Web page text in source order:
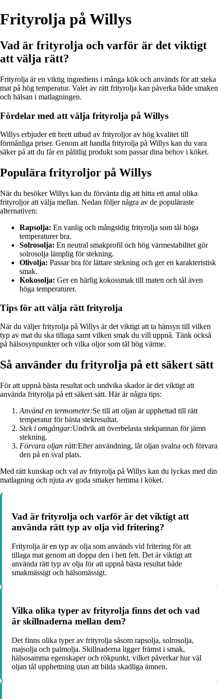
Frityrolja på Willys
Vad är frityrolja och varför är det viktigt
att välja rätt?
Frityrolja är en viktig ingrediens i många kök och används för att steka
mat på hög temperatur. Valet av rätt frityrolja kan påverka både smaken
och hälsan i matlagningen.
Fördelar med att välja frityrolja på Willys
Willys erbjuder ett brett utbud av frityroljor av hög kvalitet till
förmånliga priser. Genom att handla frityrolja på Willys kan du vara
säker på att du får en pålitlig produkt som passar dina behov i köket.
Populära frityroljor på Willys
När du besöker Willys kan du förvänta dig att hitta ett antal olika
frityroljor att välja mellan. Nedan följer några av de populäraste
alternativen:
Rapsolja: En vanlig och mångsidig frityrolja som tål höga
temperaturer bra.
Solrosolja: En neutral smakprofil och hög värmestabilitet gör
solrosolja lämplig för stekning.
Olivolja: Passar bra för lättare stekning och ger en karakteristisk
smak.
Kokosolja: Ger en härlig kokossmak till maten och tål även
höga temperaturer.
Tips för att välja rätt frityrolja
När du väljer frityrolja på Willys är det viktigt att ta hänsyn till vilken
typ av mat du ska tillaga samt vilken smak du vill uppnå. Tänk också
på hälsosynpunkter och vilka oljor som tål hög värme.
Så använder du frityrolja på ett säkert sätt
För att uppnå bästa resultat och undvika skador är det viktigt att
använda frityrolja på ett säkert sätt. Här är några tips:
Använd en termometer:Se till att oljan är upphettad till rätt
temperatur för bästa stekresultat.
Stek i omgångar:Undvik att överbelasta stekpannan för jämn
stekning.
Förvara oljan rätt:Efter användning, låt oljan svalna och förvara
den på en sval plats.
Med rätt kunskap och val av frityrolja på Willys kan du lyckas med din
matlagning och njuta av goda smaker hemma i köket.
Vad är frityrolja och varför är det viktigt att
använda rätt typ av olja vid fritering?
Frityrolja är en typ av olja som används vid fritering för att
tillaga mat genom att doppa den i hett fett. Det är viktigt att
använda rätt typ av olja för att uppnå bästa resultat både
smakmässigt och hälsomässigt.
Vilka olika typer av frityrolja finns det och vad
är skillnaderna mellan dem?
Det finns olika typer av frityrolja såsom rapsolja, solrosolja,
majsolja och palmolja. Skillnaderna ligger främst i smak,
hälsosamma egenskaper och rökpunkt, vilket påverkar hur väl
oljan tål upphettning utan att bilda skadliga ämnen.